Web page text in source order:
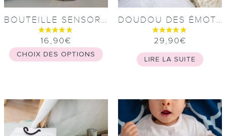
BOUTEILLE SENSORIELLE
16,90€
CHOIX DES OPTIONS
DOUDOU DES ÉMOTIONS
29,90€
LIRE LA SUITE